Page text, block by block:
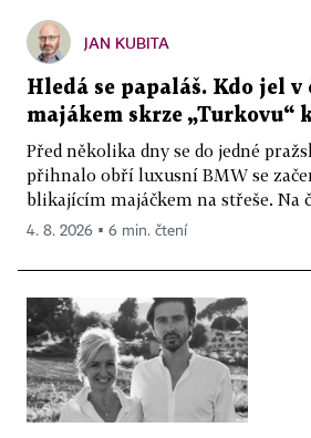
JAN KUBITA
Hledá se papaláš. Kdo jel v
majákem skrze „Turkovu“
Před několika dny se do jedné
přihnalo obří luxusní BMW se
blikajícím majáčkem na střeše. Na
4. 8. 2026 ▪ 6 min. čtení